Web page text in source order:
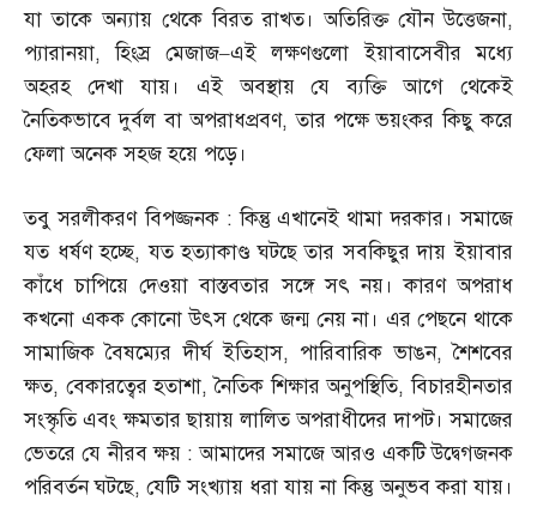
যা তাকে অন্যায় থেকে বিরত রাখত। অতিরিক্ত যৌন উত্তেজনা,
প্যারানয়া,হিংস্র মেজাজ–এই লক্ষণগুলো ইয়াবাসেবীর মধ্যে
অহরহ দেখা যায়। এই অবস্থায় যে ব্যক্তি আগে থেকেই
নৈতিকভাবে দুর্বল বা অপরাধপ্রবণ,তার পক্ষে ভয়ংকর কিছু করে
ফেলা অনেক সহজ হয়ে পড়ে।
তবু সরলীকরণ বিপজ্জনক :কিন্তু এখানেই থামা দরকার। সমাজে
যত ধর্ষণ হচ্ছে,যত হত্যাকাণ্ড ঘটছে তার সবকিছুর দায় ইয়াবার
কাঁধে চাপিয়ে দেওয়া বাস্তবতার সঙ্গে সৎ নয়। কারণ অপরাধ
কখনো একক কোনো উৎস থেকে জন্ম নেয় না। এর পেছনে থাকে
সামাজিক বৈষম্যের দীর্ঘ ইতিহাস, পারিবারিক ভাঙন,শৈশবের
ক্ষত, বেকারত্বের হতাশা,নৈতিক শিক্ষার অনুপস্থিতি,বিচারহীনতার
সংস্কৃতি এবং ক্ষমতার ছায়ায় লালিত অপরাধীদের দাপট। সমাজের
ভেতরে যে নীরব ক্ষয় :আমাদের সমাজে আরও একটি উদ্বেগজনক
পরিবর্তন ঘটছে,যেটি সংখ্যায় ধরা যায় না কিন্তু অনুভব করা যায়।